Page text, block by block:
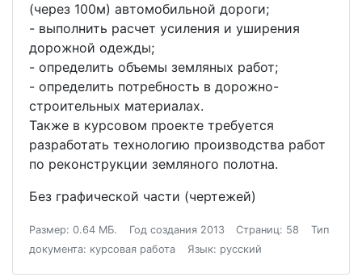
(через 100м) автомобильной дороги;
- выполнить расчет усиления и уширения
дорожной одежды;
- определить объемы земляных работ;
- определить потребность в дорожно-
строительных материалах.
Также в курсовом проекте требуется
разработать технологию производства работ
по реконструкции земляного полотна.
Без графической части (чертежей)
Размер: 0.64 МБ. Год создания 2013 Страниц: 58
Тип
документа: курсовая работа
Язык: русский